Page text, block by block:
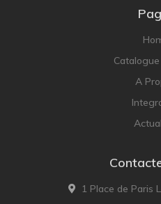
A
1 Place de Paris